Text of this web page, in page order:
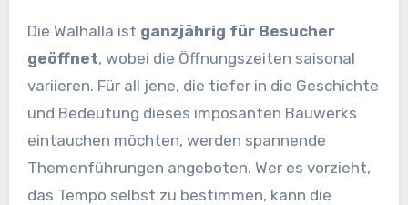
Die Walhalla ist ganzjährig für Besucher
geöffnet, wobei die Öffnungszeiten saisonal
variieren. Für all jene, die tiefer in die Geschichte
und Bedeutung dieses imposanten Bauwerks
eintauchen möchten, werden spannende
Themenführungen angeboten. Wer es vorzieht,
das Tempo selbst zu bestimmen, kann die